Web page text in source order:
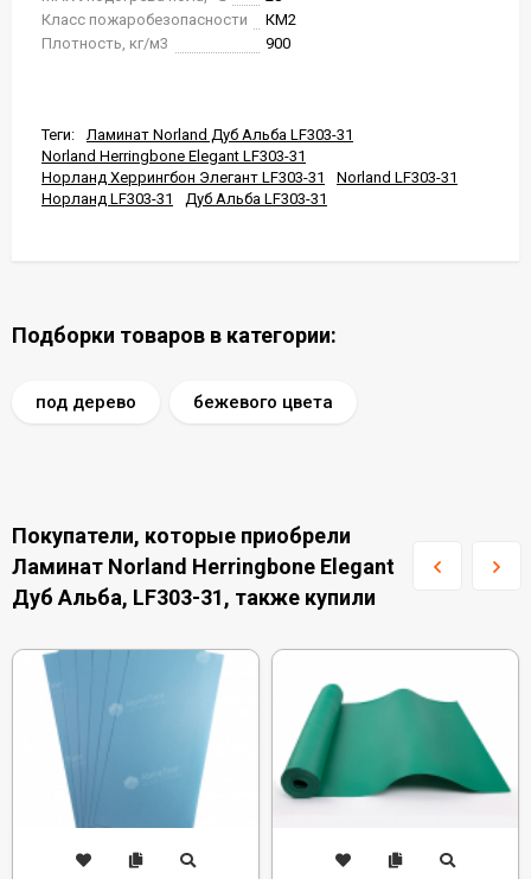
Класс пожаробезопасности
КМ2
Плотность, кг/м3
900
Теги:
Ламинат Norland Дуб Альба LF303-31
Norland Herringbone Elegant LF303-31
Норланд Херрингбон Элегант LF303-31
Norland LF303-31
Норланд LF303-31
Дуб Альба LF303-31
Подборки товаров в категории:
под дерево бежевого цвета
Покупатели, которые приобрели
Ламинат Norland Herringbone Elegant
Дуб Альба, LF303-31, также купили